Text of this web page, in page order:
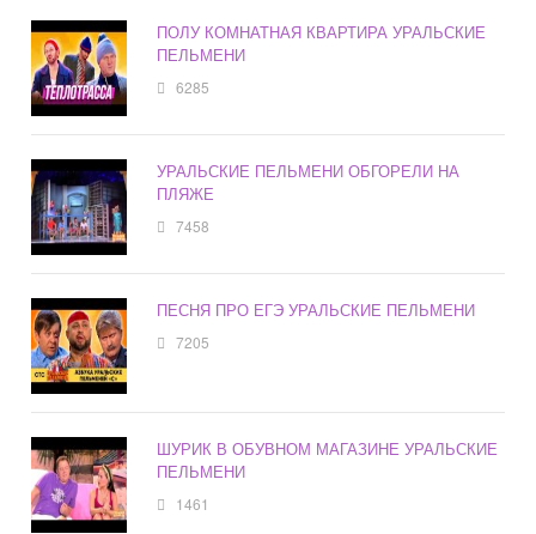
ПОЛУ КОМНАТНАЯ КВАРТИРА УРАЛЬСКИЕ
ПЕЛЬМЕНИ
6285
УРАЛЬСКИЕ ПЕЛЬМЕНИ ОБГОРЕЛИ НА
ПЛЯЖЕ
7458
ПЕСНЯ ПРО ЕГЭ УРАЛЬСКИЕ ПЕЛЬМЕНИ
7205
ШУРИК В ОБУВНОМ МАГАЗИНЕ УРАЛЬСКИЕ
ПЕЛЬМЕНИ
1461